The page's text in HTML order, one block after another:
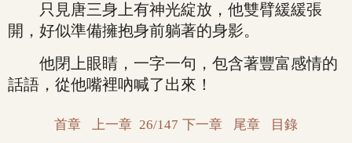
只見唐三身上有神光綻放，他雙臂緩緩張
開，好似準備擁抱身前躺著的身影。
他閉上眼睛，一字一句，包含著豐富感情的
話語，從他嘴裡吶喊了出來！
首章 上一章 26/147 下一章 尾章 目錄